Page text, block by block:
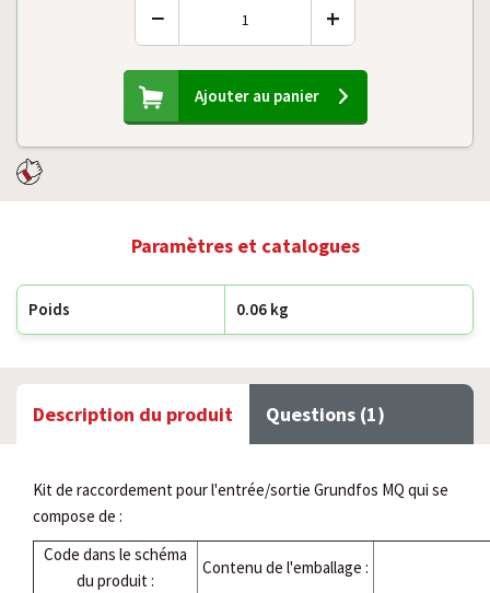
− +
Ajouter au panier
Paramètres et catalogues
Poids 0.06 kg
Description du produit Questions (1)
Kit de raccordement pour l'entrée/sortie Grundfos MQ qui se
compose de :
Code dans le schéma
du produit :
Contenu de l'emballage :